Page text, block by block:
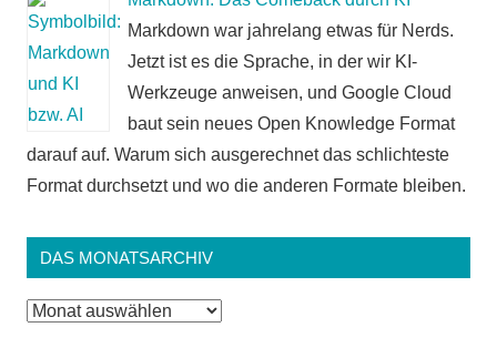
Markdown war jahrelang etwas für Nerds.
Jetzt ist es die Sprache, in der wir KI-
Werkzeuge anweisen, und Google Cloud
baut sein neues Open Knowledge Format
darauf auf. Warum sich ausgerechnet das schlichteste
Format durchsetzt und wo die anderen Formate bleiben.
DAS MONATSARCHIV
Das